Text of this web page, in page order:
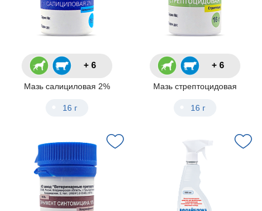
+ 6
Мазь салициловая 2%
16 г
+ 6
Мазь стрептоцидовая
16 г